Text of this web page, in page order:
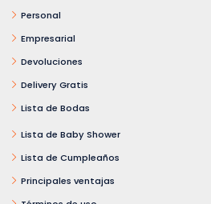
Personal
Empresarial
Devoluciones
Delivery Gratis
Lista de Bodas
Lista de Baby Shower
Lista de Cumpleaños
Principales ventajas